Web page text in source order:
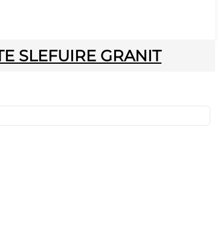
SLEFUIRE GRANIT